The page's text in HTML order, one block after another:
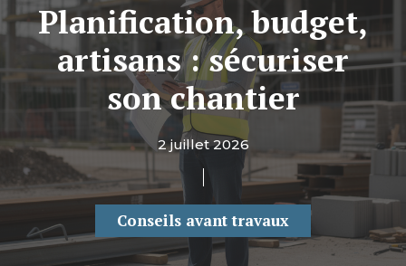
Planification, budget,
artisans : sécuriser
son chantier
2 juillet 2026
Conseils avant travaux